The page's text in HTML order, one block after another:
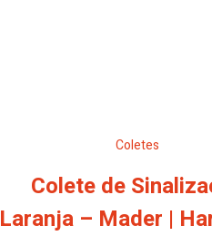
Coletes
Colete de
Laranja – Mader |